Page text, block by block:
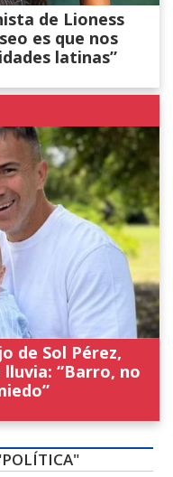
de Lioness
es que nos
latinas”
de Sol Pérez,
“Barro, no